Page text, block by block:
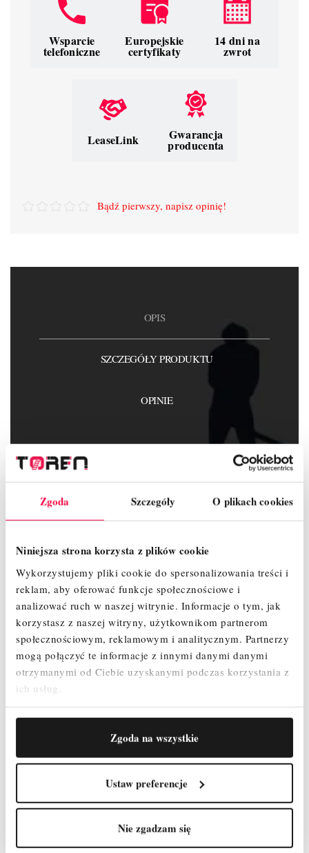
Zgoda Szczegóły O plikach cookies
Niniejsza strona korzysta z plików cookie
Wykorzystujemy pliki cookie do spersonalizowania treści i
reklam, aby oferować funkcje społecznościowe i
analizować ruch w naszej witrynie. Informacje o tym, jak
korzystasz z naszej witryny, użytkownikom partnerom
społecznościowym, reklamowym i analitycznym. Partnerzy
mogą połączyć te informacje z innymi danymi danymi
otrzymanymi od Ciebie uzyskanymi podczas korzystania z
ich usług.
Zgoda na wszystkie
Ustaw preferencje
Nie zgadzam się
Wsparcie
telefoniczne
Europejskie
certyfikaty
14 dni na
zwrot
LeaseLink Gwarancja
producenta
Bądź pierwszy, napisz opinię!
OPIS
SZCZEGÓŁY PRODUKTU
OPINIE